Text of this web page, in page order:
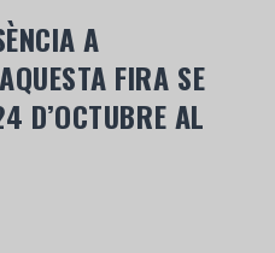
A
FIRA SE
D’OCTUBRE AL